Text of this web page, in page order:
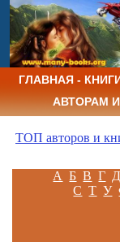
ГЛАВНАЯ - КНИГИ
АВТОРАМ
ТОП авторов и
А Б В Г Д
С Т У